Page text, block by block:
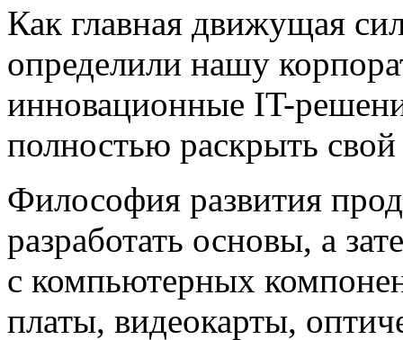
Как главная движущая
определили нашу
инновационные IT-
полностью раскрыть
Философия развития
разработать основы, а
с компьютерных
платы, видеокарты,